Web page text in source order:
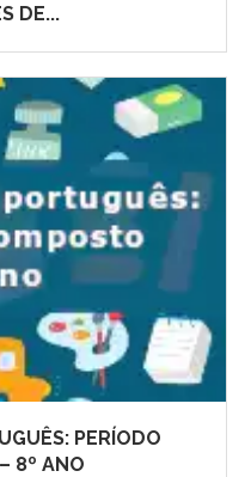
DE...
PERÍODO
8º ANO